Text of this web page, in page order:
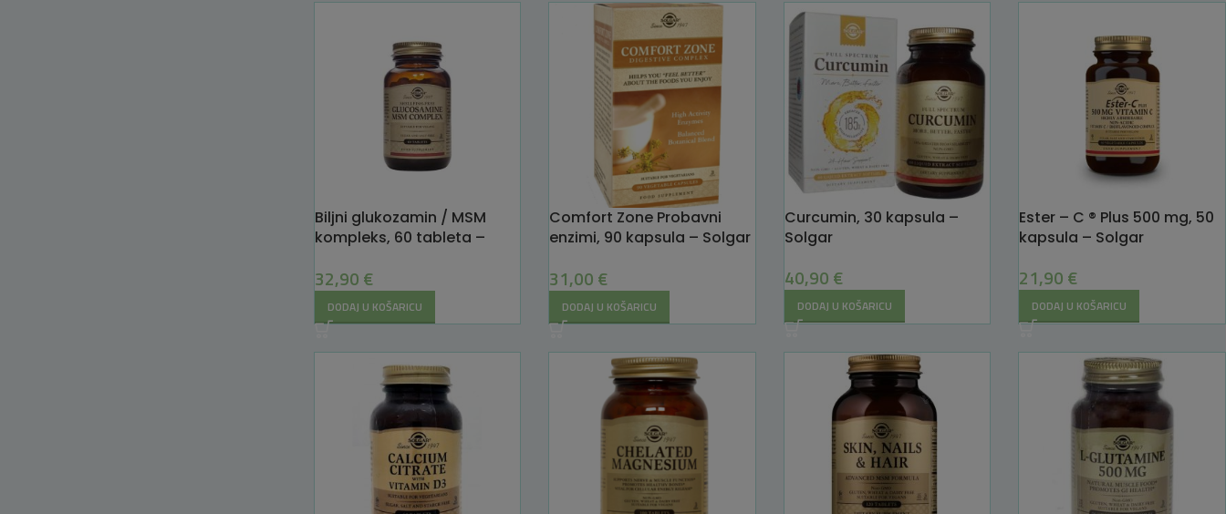
Biljni glukozamin / MSM
kompleks, 60 tableta –
32,90 €
DODAJ U KOŠARICU
Comfort Zone Probavni
enzimi, 90 kapsula – Solgar
apsorpciju
31,00 €
DODAJ U KOŠARICU
Curcumin, 30 kapsula –
Solgar
40,90 €
DODAJ U KOŠARICU
Ester – C ® Plus 500 mg, 50
kapsula – Solgar
21,90 €
DODAJ U KOŠARICU